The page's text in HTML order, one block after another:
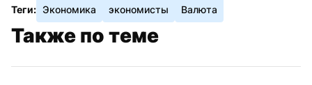
Теги: Экономика экономисты Валюта
Также по теме